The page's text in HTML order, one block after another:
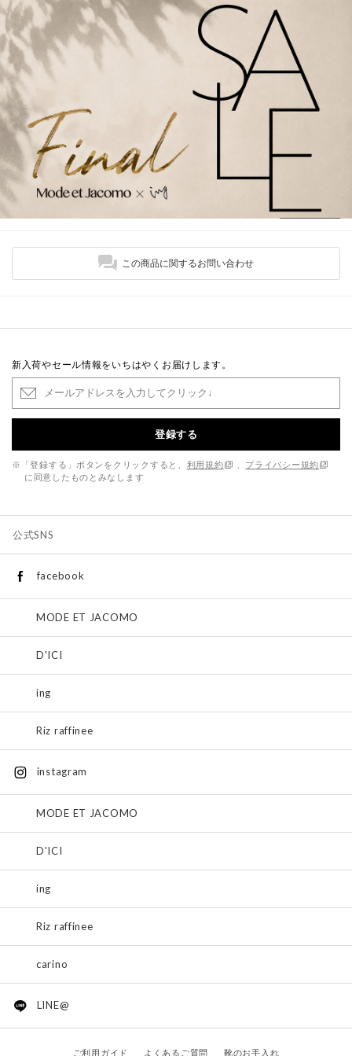
この商品に関するお問い合わせ
新入荷やセール情報をいちはやくお届けします。
登録する
※「登録する」ボタンをクリックすると、 利用規約
プライバシー規約
に同意したものとみなします
公式SNS
facebook
MODE ET JACOMO
D'ICI
ing
Riz raffinee
instagram
MODE ET JACOMO
D'ICI
ing
Riz raffinee
carino
LINE@
ご利用ガイド よくあるご質問 靴のお手入れ